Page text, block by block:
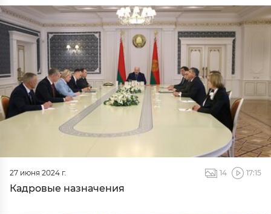
27 июня 2024 г. 14 17:15
Кадровые назначения